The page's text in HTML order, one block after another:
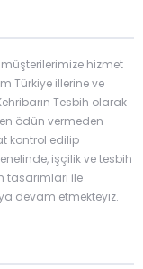
müşterilerimize hizmet
Türkiye illerine ve
Tesbih olarak
ödün vermeden
kontrol edilip
işçilik ve tesbih
tasarımları ile
devam etmekteyiz.